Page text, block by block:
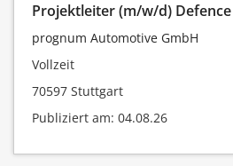
Projektleiter (m/w/d) Defence
prognum Automotive GmbH
Vollzeit
70597 Stuttgart
Publiziert am: 04.08.26